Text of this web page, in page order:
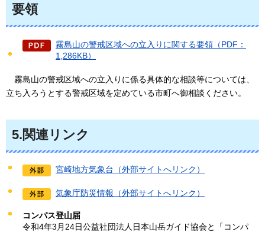
要領
霧島山の警戒区域への立入りに関する要領（PDF：
1,286KB）
霧島山の警戒区域への立入りに係る具体的な相談等については、
立ち入ろうとする警戒区域を定めている市町へ御相談ください。
5.関連リンク
宮崎地方気象台（外部サイトへリンク）
気象庁防災情報（外部サイトへリンク）
コンパス登山届
令和4年3月24日公益社団法人日本山岳ガイド協会と「コンパ